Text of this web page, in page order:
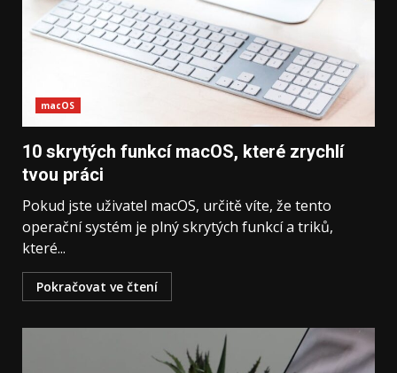
macOS
10 skrytých funkcí macOS, které zrychlí
tvou práci
Pokud jste uživatel macOS, určitě víte, že tento
operační systém je plný skrytých funkcí a triků,
které...
Pokračovat ve čtení